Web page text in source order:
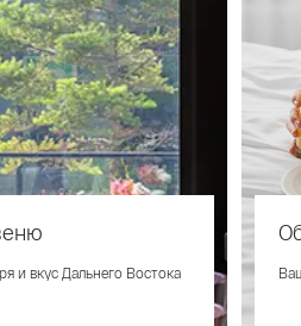
и вкус Дальнего Востока